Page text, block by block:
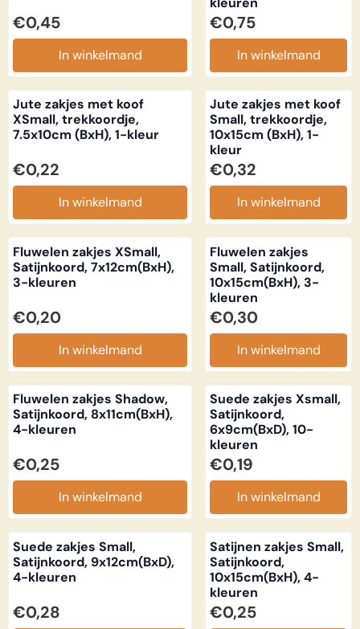
Prijs: 0,45
€0,45
In winkelmand
Prijs: 0,75
€0,75
In winkelmand
Jute zakjes met koof
XSmall, trekkoordje,
7.5x10cm (BxH), 1-kleur
Prijs: 0,22
€0,22
In winkelmand
Jute zakjes met koof
Small, trekkoordje,
10x15cm (BxH), 1-
kleur
Prijs: 0,32
€0,32
In winkelmand
Fluwelen zakjes XSmall,
Satijnkoord, 7x12cm(BxH),
3-kleuren
Prijs: 0,20
€0,20
In winkelmand
Fluwelen zakjes
Small, Satijnkoord,
10x15cm(BxH), 3-
kleuren
Prijs: 0,30
€0,30
In winkelmand
Fluwelen zakjes Shadow,
Satijnkoord, 8x11cm(BxH),
4-kleuren
Prijs: 0,25
€0,25
In winkelmand
Suede zakjes Xsmall,
Satijnkoord,
6x9cm(BxD), 10-
kleuren
Prijs: 0,19
€0,19
In winkelmand
Suede zakjes Small,
Satijnkoord, 9x12cm(BxD),
4-kleuren
Prijs: 0,28
€0,28
Satijnen zakjes Small,
Satijnkoord,
10x15cm(BxH), 4-
kleuren
Prijs: 0,25
€0,25